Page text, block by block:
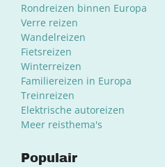
Rondreizen binnen Europa
Verre reizen
Wandelreizen
Fietsreizen
Winterreizen
Familiereizen in Europa
Treinreizen
Elektrische autoreizen
Meer reisthema's
Populair